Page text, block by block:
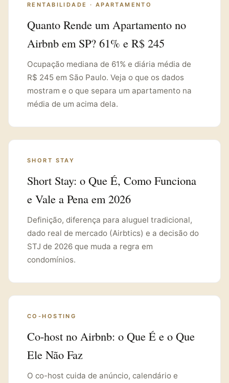
RENTABILIDADE · APARTAMENTO
Quanto Rende um Apartamento no
Airbnb em SP? 61% e R$ 245
Ocupação mediana de 61% e diária média de
R$ 245 em São Paulo. Veja o que os dados
mostram e o que separa um apartamento na
média de um acima dela.
SHORT STAY
Short Stay: o Que É, Como Funciona
e Vale a Pena em 2026
Definição, diferença para aluguel tradicional,
dado real de mercado (Airbtics) e a decisão do
STJ de 2026 que muda a regra em
condomínios.
CO-HOSTING
Co-host no Airbnb: o Que É e o Que
Ele Não Faz
O co-host cuida de anúncio, calendário e